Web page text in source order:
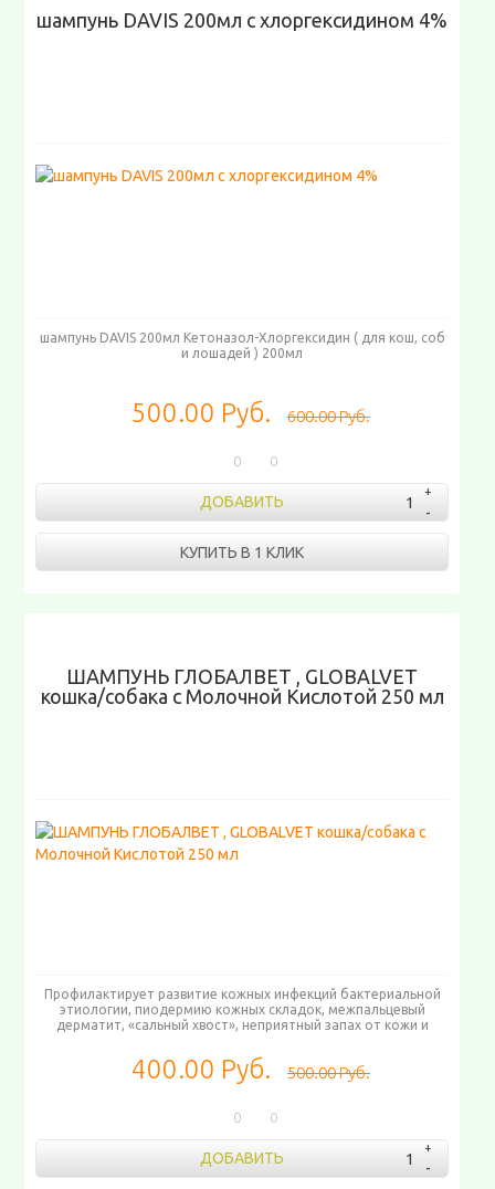
шампунь DAVIS 200мл с хлоргексидином 4%
шампунь DAVIS 200мл Кетоназол-Хлоргексидин ( для кош, соб
и лошадей ) 200мл
500.00 Руб. 600.00 Руб.
0 0
ДОБАВИТЬ
КУПИТЬ В 1 КЛИК
ШАМПУНЬ ГЛОБАЛВЕТ , GLOBALVET
кошка/собака с Молочной Кислотой 250 мл
Профилактирует развитие кожных инфекций бактериальной
этиологии, пиодермию кожных складок, межпальцевый
дерматит, «сальный хвост», неприятный запах от кожи и
400.00 Руб. 500.00 Руб.
0 0
ДОБАВИТЬ